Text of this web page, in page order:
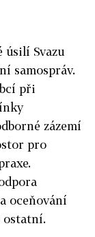
úsilí Svazu
samospráv.
při
zázemí
pro
oceňování
ostatní.